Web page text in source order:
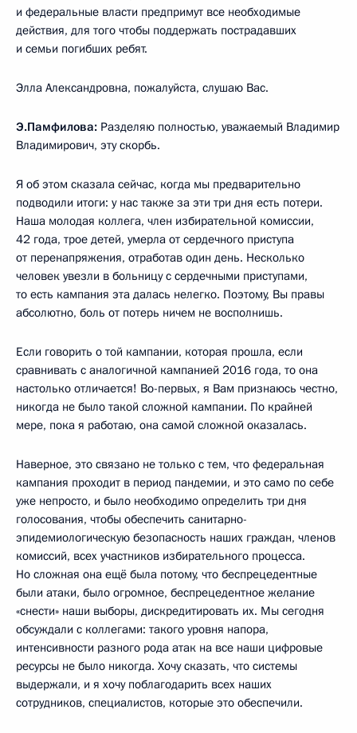
и федеральные власти предпримут все необходимые
действия, для того чтобы поддержать пострадавших
и семьи погибших ребят.
Элла Александровна, пожалуйста, слушаю Вас.
Э.Памфилова: Разделяю полностью, уважаемый Владимир
Владимирович, эту скорбь.
Я об этом сказала сейчас, когда мы предварительно
подводили итоги: у нас также за эти три дня есть потери.
Наша молодая коллега, член избирательной комиссии,
42 года, трое детей, умерла от сердечного приступа
от перенапряжения, отработав один день. Несколько
человек увезли в больницу с сердечными приступами,
то есть кампания эта далась нелегко. Поэтому, Вы правы
абсолютно, боль от потерь ничем не восполнишь.
Если говорить о той кампании, которая прошла, если
сравнивать с аналогичной кампанией 2016 года, то она
настолько отличается! Во-первых, я Вам признаюсь честно,
никогда не было такой сложной кампании. По крайней
мере, пока я работаю, она самой сложной оказалась.
Наверное, это связано не только с тем, что федеральная
кампания проходит в период пандемии, и это само по себе
уже непросто, и было необходимо определить три дня
голосования, чтобы обеспечить санитарно-
эпидемиологическую безопасность наших граждан, членов
комиссий, всех участников избирательного процесса.
Но сложная она ещё была потому, что беспрецедентные
были атаки, было огромное, беспрецедентное желание
«снести» наши выборы, дискредитировать их. Мы сегодня
обсуждали с коллегами: такого уровня напора,
интенсивности разного рода атак на все наши цифровые
ресурсы не было никогда. Хочу сказать, что системы
выдержали, и я хочу поблагодарить всех наших
сотрудников, специалистов, которые это обеспечили.